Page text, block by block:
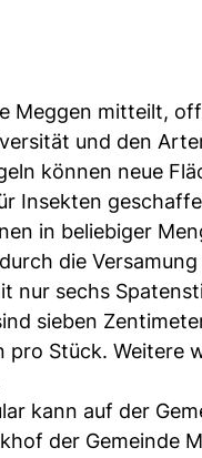
Meggen mitteilt,
und den
können neue
Insekten
in beliebiger
die
nur sechs
sieben
pro Stück. Weitere
kann auf der
der Gemeinde